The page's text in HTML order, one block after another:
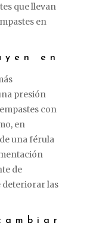
que llevan
en
en
presión
con
en
una férula
de
deteriorar las